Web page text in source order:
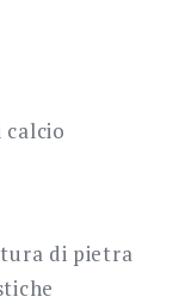
di pietra